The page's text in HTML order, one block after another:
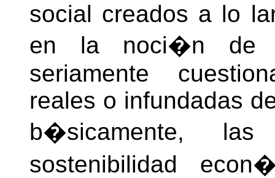
social creados a lo
en la noci�n de
seriamente
reales o infundadas
b�sicamente,
sostenibilidad